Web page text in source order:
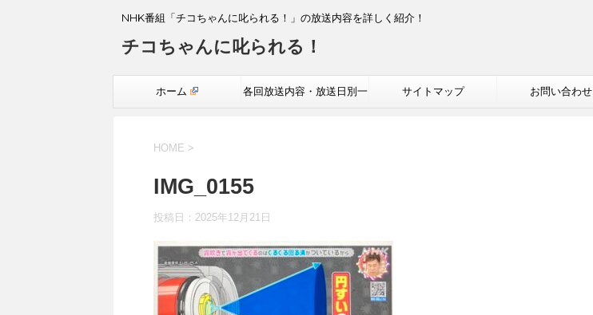
NHK番組「チコちゃんに叱られる！」の放送内容を詳しく紹介！
チコちゃんに叱られる！
ホーム 各回放送内容・放送日別一 サイトマップ お問い合わせ
HOME >
IMG_0155
投稿日： 2025年12月21日